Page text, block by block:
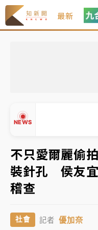
最新
NEWS
有片｜
連根拔起
中颱白海豚風雨來了
響最劇烈
白海豚逼近！北市水
4800＋拖吊費
油價持續凍漲！ 中油
▼
不只愛爾麗偷
裝針孔 侯友宜
稽查
社會 記者 優加奈